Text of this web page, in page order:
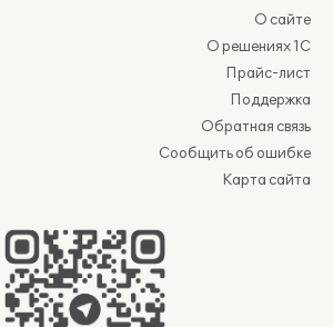
О сайте
О решениях 1С
Прайс-лист
Поддержка
Обратная связь
Сообщить об ошибке
Карта сайта